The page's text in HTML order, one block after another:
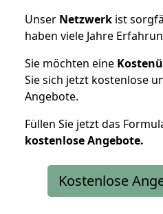
Unser Netzwerk ist
haben viele Jahre
Sie möchten eine
Sie sich jetzt kostenlose
Angebote.
Füllen Sie jetzt das
kostenloseAngebote.
Kostenlose